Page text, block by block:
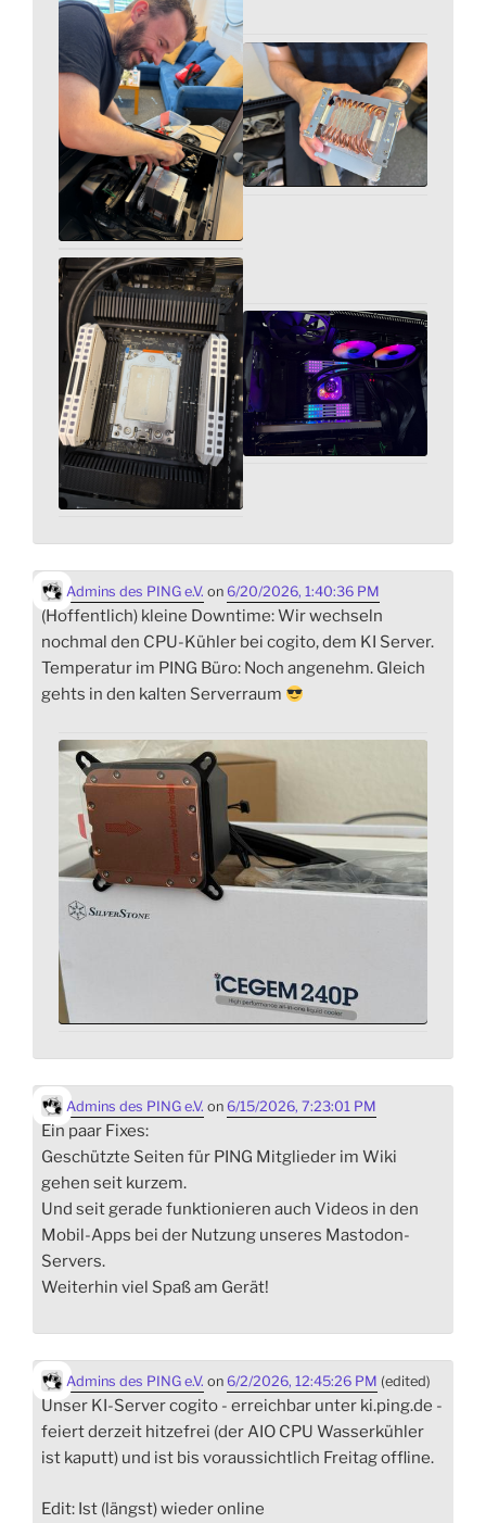
Admins des PING e.V. on 6/20/2026, 1:40:36 PM
(Hoffentlich) kleine Downtime: Wir wechseln
nochmal den CPU-Kühler bei cogito, dem KI Server.
Temperatur im PING Büro: Noch angenehm. Gleich
gehts in den kalten Serverraum
Admins des PING e.V. on 6/15/2026, 7:23:01 PM
Ein paar Fixes:
Geschützte Seiten für PING Mitglieder im Wiki
gehen seit kurzem.
Und seit gerade funktionieren auch Videos in den
Mobil-Apps bei der Nutzung unseres Mastodon-
Servers.
Weiterhin viel Spaß am Gerät!
Admins des PING e.V. on 6/2/2026, 12:45:26 PM (edited)
Unser KI-Server cogito - erreichbar unter ki.ping.de -
feiert derzeit hitzefrei (der AIO CPU Wasserkühler
ist kaputt) und ist bis voraussichtlich Freitag offline.
Edit: Ist (längst) wieder online